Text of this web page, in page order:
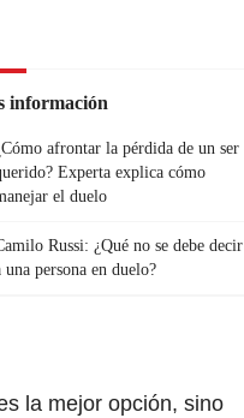
información
afrontar la pérdida de un ser
Experta explica cómo
el duelo
Russi: ¿Qué no se debe decir
una persona en duelo?
la mejor opción, sino